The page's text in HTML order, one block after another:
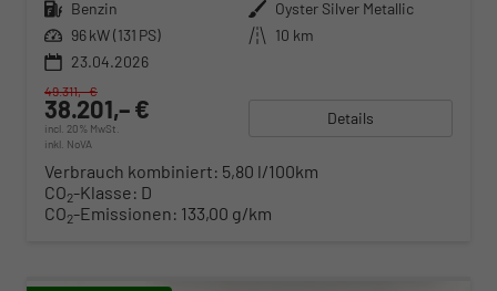
Kraftstoff Benzin Außenfarbe Oyster Silver Metallic
Leistung 96 kW (131 PS) Kilometerstand 10 km
23.04.2026
38.201,– €
incl. 20% MwSt.
inkl. NoVA
49.311,– €
Details
Verbrauch kombiniert: 5,80 l/100km
CO2-Klasse: D
CO2-Emissionen: 133,00 g/km